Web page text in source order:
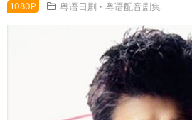
1080P 粤语日剧 · 粤语配音剧集